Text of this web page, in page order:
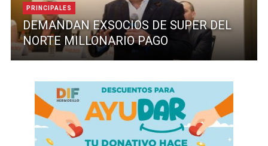
PRINCIPALES
DEMANDAN EXSOCIOS DE SUPER DEL
NORTE MILLONARIO PAGO